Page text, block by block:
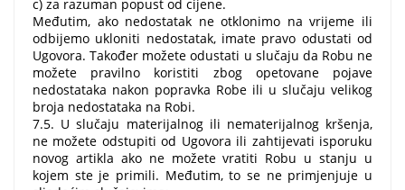
c) za razuman popust od cijene.
Međutim, ako nedostatak ne otklonimo na vrijeme ili
odbijemo ukloniti nedostatak, imate pravo odustati od
Ugovora. Također možete odustati u slučaju da Robu ne
možete pravilno koristiti zbog opetovane pojave
nedostataka nakon popravka Robe ili u slučaju velikog
broja nedostataka na Robi.
7.5. U slučaju materijalnog ili nematerijalnog kršenja,
ne možete odstupiti od Ugovora ili zahtijevati isporuku
novog artikla ako ne možete vratiti Robu u stanju u
kojem ste je primili. Međutim, to se ne primjenjuje u